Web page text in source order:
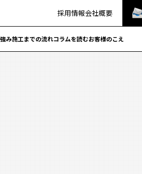
採用情報会社概要
み施工までの流れコラムを読むお客様のこえ